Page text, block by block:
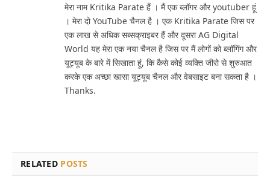
मेरा नाम Kritika Parate हैं । मैं एक ब्लॉगर और youtuber हूं
। मेरा दो YouTube चैनल है । एक Kritika Parate जिस पर
एक लाख से अधिक सब्सक्राइबर हैं और दूसरा AG Digital
World यह मेरा एक नया चैनल है जिस पर मैं लोगों को ब्लॉगिंग और
यूट्यूब के बारे में सिखाता हूं, कि कैसे कोई व्यक्ति जीरो से शुरुआत
करके एक अच्छा खासा यूट्यूब चैनल और वेबसाइट बना सकता है ।
Thanks.
RELATED POSTS